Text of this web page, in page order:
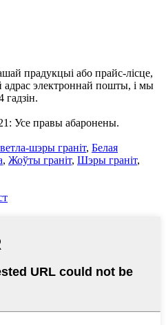
прадукцыі або прайс-лісце,
адрас электроннай пошты, і мы
гадзін.
Усе правы абаронены.
шэры граніт, Белая
, Жоўты граніт, Шэры граніт,